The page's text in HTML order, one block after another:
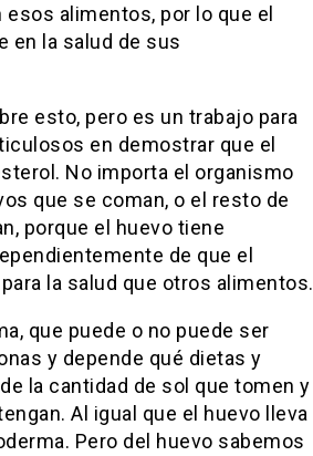
alimentos, por lo que el
en la salud de sus
esto, pero es un trabajo para
en demostrar que el
No importa el organismo
que se coman, o el resto de
porque el huevo tiene
de que el
la salud que otros alimentos.
que puede o no puede ser
y depende qué dietas y
la cantidad de sol que tomen y
Al igual que el huevo lleva
Pero del huevo sabemos